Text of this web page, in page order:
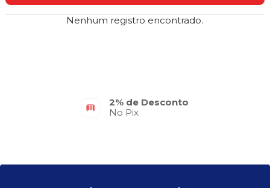
Nenhum registro encontrado.
2% de Desconto
No Pix